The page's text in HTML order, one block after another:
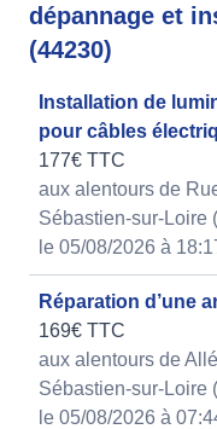
dépannage et
(44230)
Installation de
pour câbles
177€ TTC
aux alentours de
Sébastien-sur-Loire
le 05/08/2026 à
Réparation d’une
169€ TTC
aux alentours de
Sébastien-sur-Loire
le 05/08/2026 à